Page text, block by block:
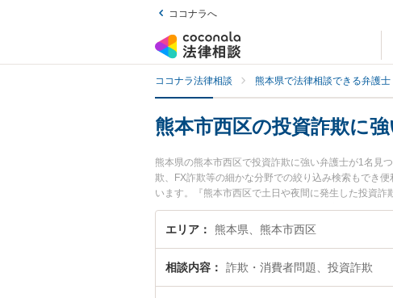
ココナラへ
ココナラ法律相談 熊本県で法律相談できる弁護士
熊本市西区の投資詐欺に
熊本県の熊本市西区で投資詐欺に強い弁護士が1名見
欺、FX詐欺等の細かな分野での絞り込み検索もでき
います。『熊本市西区で土日や夜間に発生した投資
談無料で投資詐欺を法律相談できる熊本市西区内の
エリア 熊本県、熊本市西区
相談内容 詐欺・消費者問題、投資詐欺